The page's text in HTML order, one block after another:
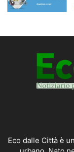
Eco dalle Città è